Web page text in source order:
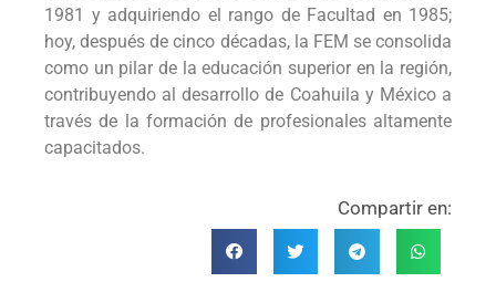
1981 y adquiriendo el rango de Facultad en 1985;
hoy, después de cinco décadas, la FEM se consolida
como un pilar de la educación superior en la región,
contribuyendo al desarrollo de Coahuila y México a
través de la formación de profesionales altamente
capacitados.
Compartir en: